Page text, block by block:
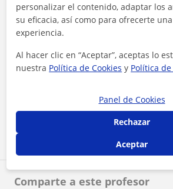
Comparte a este profesor
Contactar ahora
personalizar el contenido, adaptar los
su eficacia, así como para ofrecerte
experiencia.
Al hacer clic en “Aceptar”, aceptas lo
nuestra Política de Cookies y Política
Panel de Cookies
Rechazar
Aceptar